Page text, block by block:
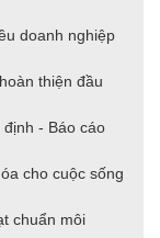
doanh nghiệp
thiện đầu
- Báo cáo
cho cuộc sống
chuẩn môi